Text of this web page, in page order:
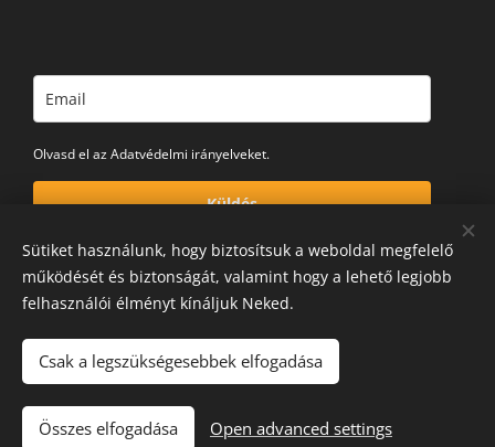
Olvasd el az Adatvédelmi irányelveket.
Küldés
© 2024 Hétköznapi Hősök Fitnesz | Minden jog
fenntartva.Adatkezelési tájékoztató|Cookie információk
ÁSZF|Cookie-k
Sütiket használunk, hogy biztosítsuk a weboldal megfelelő
működését és biztonságát, valamint hogy a lehető legjobb
felhasználói élményt kínáljuk Neked.
Csak a legszükségesebbek elfogadása
Összes elfogadása Open advanced settings